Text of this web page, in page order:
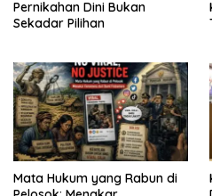
Pernikahan Dini Bukan
Sekadar Pilihan
Mata Hukum yang Rabun di